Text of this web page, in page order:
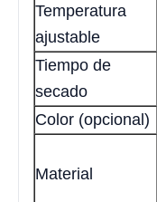
Temperatura
ajustable
Tiempo de
secado
Color (opcional)
Material